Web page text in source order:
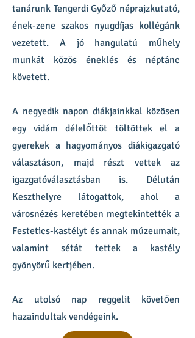
tanárunk Tengerdi Győző néprajzkutató,
ének-zene szakos nyugdíjas kollégánk
vezetett. A jó hangulatú műhely
munkát közös éneklés és néptánc
követett.
A negyedik napon diákjainkkal közösen
egy vidám délelőttöt töltöttek el a
gyerekek a hagyományos diákigazgató
választáson, majd részt vettek az
igazgatóválasztásban is. Délután
Keszthelyre látogattok, ahol a
városnézés keretében megtekintették a
Festetics-kastélyt és annak múzeumait,
valamint sétát tettek a kastély
gyönyörű kertjében.
Az utolsó nap reggelit követően
hazaindultak vendégeink.